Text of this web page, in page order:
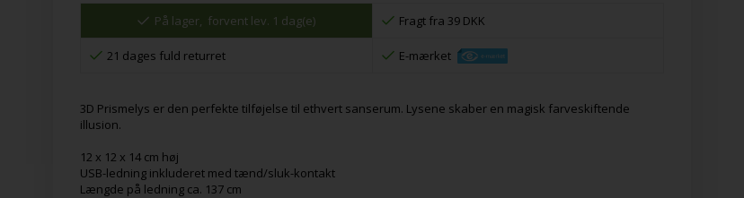
På lager, forvent lev. 1 dag(e) Fragt fra 39 DKK
21 dages fuld returret E-mærket
3D Prismelys er den perfekte tilføjelse til ethvert sanserum. Lysene skaber en magisk farveskiftende
illusion.
12 x 12 x 14 cm høj
USB-ledning inkluderet med tænd/sluk-kontakt
Længde på ledning ca. 137 cm